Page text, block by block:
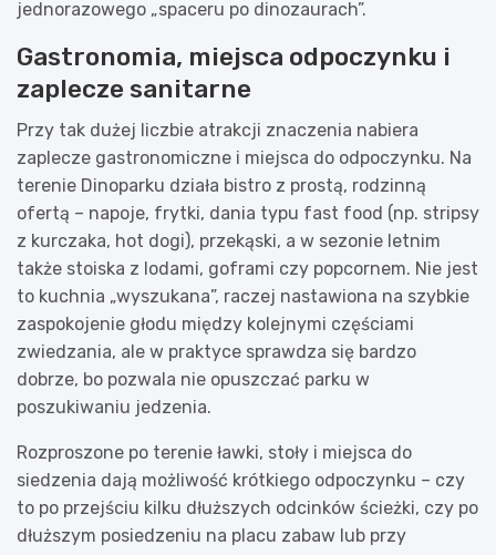
jednorazowego „spaceru po dinozaurach”.
Gastronomia, miejsca odpoczynku i
zaplecze sanitarne
Przy tak dużej liczbie atrakcji znaczenia nabiera
zaplecze gastronomiczne i miejsca do odpoczynku. Na
terenie Dinoparku działa bistro z prostą, rodzinną
ofertą – napoje, frytki, dania typu fast food (np. stripsy
z kurczaka, hot dogi), przekąski, a w sezonie letnim
także stoiska z lodami, goframi czy popcornem. Nie jest
to kuchnia „wyszukana”, raczej nastawiona na szybkie
zaspokojenie głodu między kolejnymi częściami
zwiedzania, ale w praktyce sprawdza się bardzo
dobrze, bo pozwala nie opuszczać parku w
poszukiwaniu jedzenia.
Rozproszone po terenie ławki, stoły i miejsca do
siedzenia dają możliwość krótkiego odpoczynku – czy
to po przejściu kilku dłuższych odcinków ścieżki, czy po
dłuższym posiedzeniu na placu zabaw lub przy